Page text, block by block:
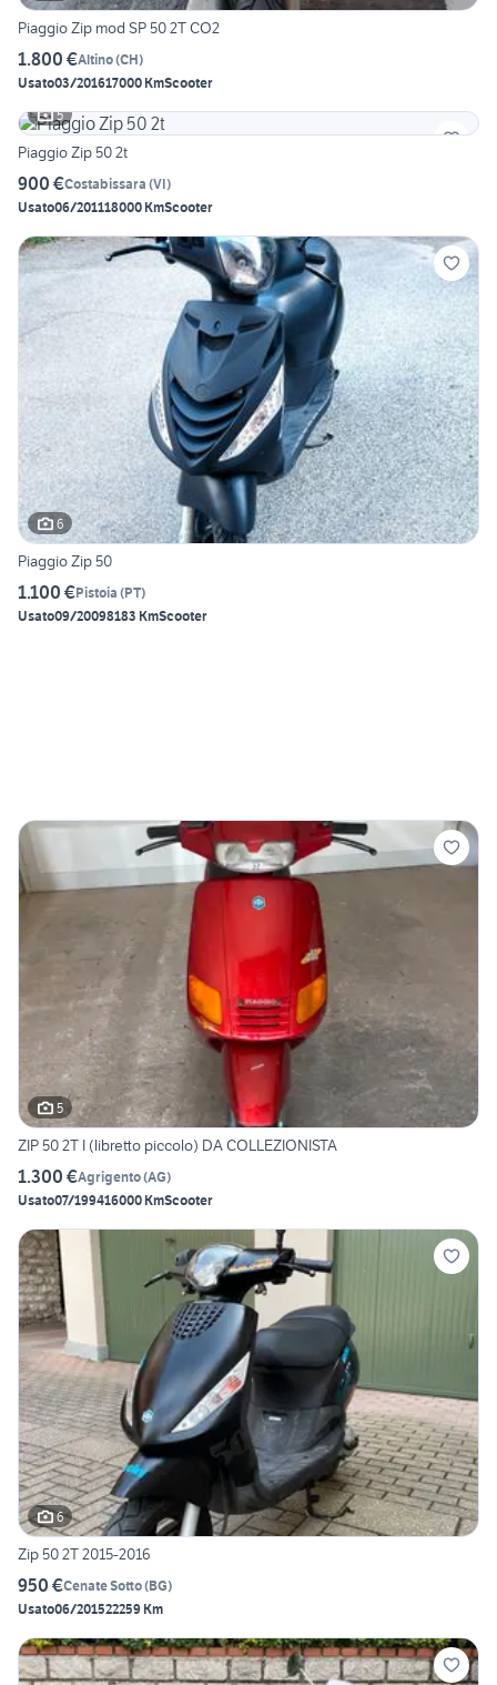
Piaggio Zip mod SP 50 2T CO2
1.800 €Altino(CH)
Usato03/201617000 KmScooter
5
Piaggio Zip 50 2t
900 €Costabissara (VI)
Usato06/201118000 KmScooter
6
Piaggio Zip 50
1.100 €Pistoia (PT)
Usato09/20098183 KmScooter
5
ZIP 50 2T I (libretto piccolo) DA COLLEZIONISTA
1.300 €Agrigento(AG)
Usato07/199416000 KmScooter
6
Zip 50 2T 2015-2016
950 €Cenate Sotto(BG)
Usato06/201522259 Km